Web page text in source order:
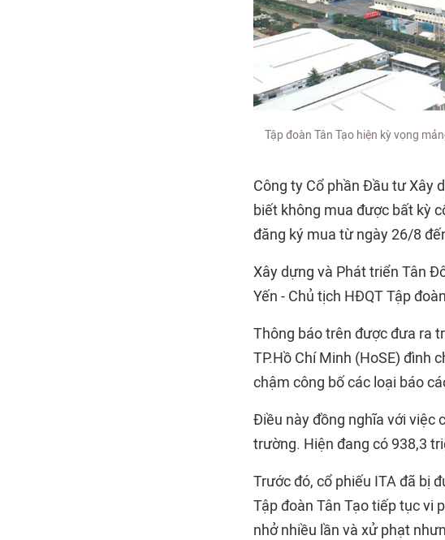
Tập đoàn Tân Tạo hiện kỳ vọng
Công ty Cổ phần Đầu tư Xây
biết không mua được bất kỳ
đăng ký mua từ ngày 26/8
Xây dựng và Phát triển Tân
Yến - Chủ tịch HĐQT Tập
Thông báo trên được đưa ra
TP.Hồ Chí Minh (HoSE) đình
chậm công bố các loại báo
Điều này đồng nghĩa với việc
trường. Hiện đang có 938,3
Trước đó, cổ phiếu ITA đã bị
Tập đoàn Tân Tạo tiếp tục vi
nhở nhiều lần và xử phạt